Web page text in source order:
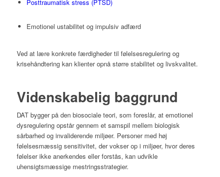
Posttraumatisk stress (PTSD)
Emotionel ustabilitet og impulsiv adfærd
Ved at lære konkrete færdigheder til følelsesregulering og
krisehåndtering kan klienter opnå større stabilitet og livskvalitet.
Videnskabelig baggrund
DAT bygger på den biosociale teori, som foreslår, at emotionel
dysregulering opstår gennem et samspil mellem biologisk
sårbarhed og invaliderende miljøer. Personer med høj
følelsesmæssig sensitivitet, der vokser op i miljøer, hvor deres
følelser ikke anerkendes eller forstås, kan udvikle
uhensigtsmæssige mestringsstrategier.